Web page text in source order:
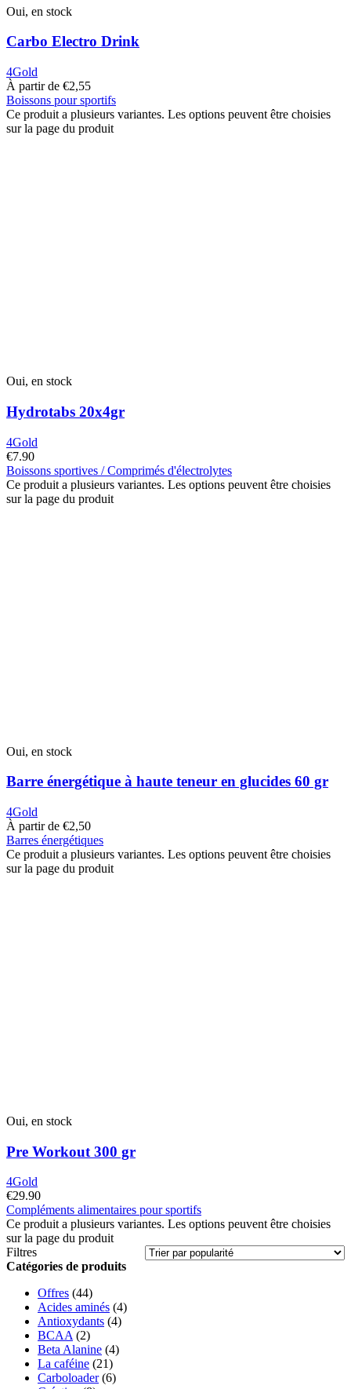
Oui, en stock
Carbo Electro Drink
4Gold
À partir de €2,55
Boissons pour sportifs
Ce produit a plusieurs variantes. Les options peuvent être choisies
sur la page du produit
Oui, en stock
Hydrotabs 20x4gr
4Gold
€7.90
Boissons sportives / Comprimés d'électrolytes
Ce produit a plusieurs variantes. Les options peuvent être choisies
sur la page du produit
Oui, en stock
Barre énergétique à haute teneur en glucides 60 gr
4Gold
À partir de €2,50
Barres énergétiques
Ce produit a plusieurs variantes. Les options peuvent être choisies
sur la page du produit
Oui, en stock
Pre Workout 300 gr
4Gold
€29.90
Compléments alimentaires pour sportifs
Ce produit a plusieurs variantes. Les options peuvent être choisies
sur la page du produit
Filtres
Catégories de produits
Offres (44)
Acides aminés (4)
Antioxydants (4)
BCAA (2)
Beta Alanine (4)
La caféine (21)
Carboloader (6)